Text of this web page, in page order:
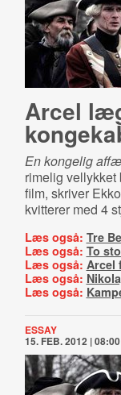
Arcel
En kongelig
rimelig vellykket
film, skriver
kvitterer med 4
Læs også: Tre
Læs også: To
Læs også: Arcel
Læs også:
Læs også:
ESSAY
15. FEB. 2012 | 08:00